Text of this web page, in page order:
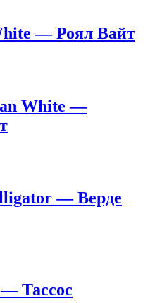
— Роял Вайт
White —
— Верде
Тассос